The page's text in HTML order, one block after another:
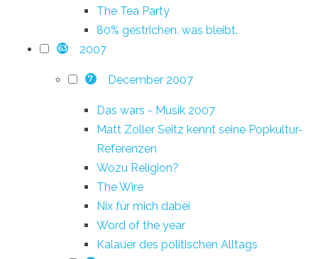
The Tea Party
80% gestrichen. was bleibt.
63 2007
7 December 2007
Das wars - Musik 2007
Matt Zoller Seitz kennt seine Popkultur-
Referenzen
Wozu Religion?
The Wire
Nix für mich dabei
Word of the year
Kalauer des politischen Alltags